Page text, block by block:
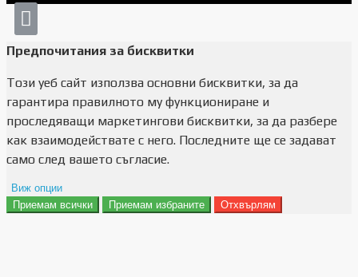
Предпочитания за бисквитки
Този уеб сайт използва основни бисквитки, за да
гарантира правилното му функциониране и
проследяващи маркетингови бисквитки, за да разбере
как взаимодействате с него. Последните ще се задават
само след вашето съгласие.
Виж опции
Препочитания за реклами
Приемам всички Приемам избраните Отхвърлям